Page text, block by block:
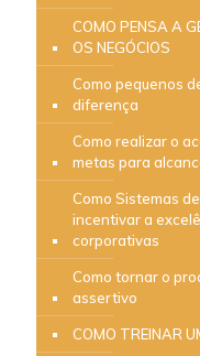
COMO PENSA A
OS NEGÓCIOS
Como pequenos
diferença
Como realizar o
metas para
Como Sistemas
incentivar a
corporativas
Como tornar o
assertivo
COMO TREINAR